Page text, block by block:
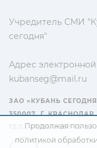
Учредитель СМИ
сегодня"
Адрес
kubanseg@mail.ru
ЗАО «КУБАНЬ
350007, Г.
ТЕЛ.: +7(861) 267-15-15
Продолжая
политикой